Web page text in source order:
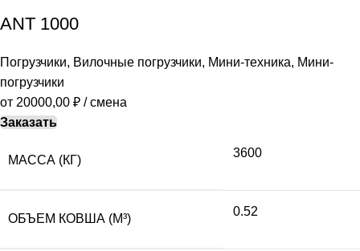
ANT 1000
Погрузчики, Вилочные погрузчики, Мини-техника, Мини-
погрузчики
от 20000,00 ₽ / смена
Заказать
МАССА (КГ)
3600
ОБЪЕМ КОВША (М³)
0.52